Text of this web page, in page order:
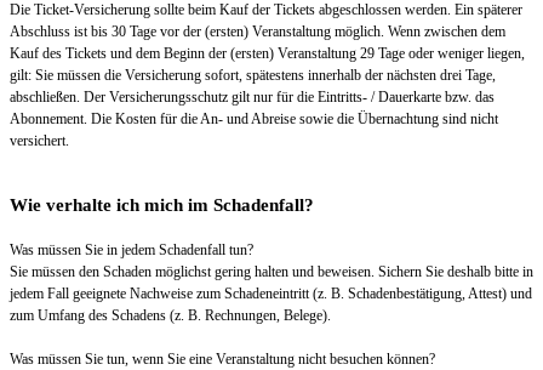
Die Ticket-Versicherung sollte beim Kauf der Tickets abgeschlossen werden. Ein späterer
Abschluss ist bis 30 Tage vor der (ersten) Veranstaltung möglich. Wenn zwischen dem
Kauf des Tickets und dem Beginn der (ersten) Veranstaltung 29 Tage oder weniger liegen,
gilt: Sie müssen die Versicherung sofort, spätestens innerhalb der nächsten drei Tage,
abschließen. Der Versicherungsschutz gilt nur für die Eintritts- / Dauerkarte bzw. das
Abonnement. Die Kosten für die An- und Abreise sowie die Übernachtung sind nicht
versichert.
Wie verhalte ich mich im Schadenfall?
Was müssen Sie in jedem Schadenfall tun?
Sie müssen den Schaden möglichst gering halten und beweisen. Sichern Sie deshalb bitte in
jedem Fall geeignete Nachweise zum Schadeneintritt (z. B. Schadenbestätigung, Attest) und
zum Umfang des Schadens (z. B. Rechnungen, Belege).
Was müssen Sie tun, wenn Sie eine Veranstaltung nicht besuchen können?